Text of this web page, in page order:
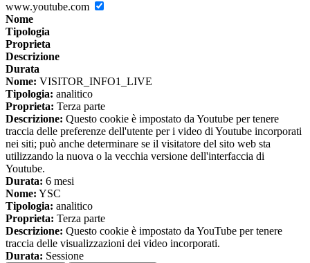
www.youtube.com
Nome
Tipologia
Proprieta
Descrizione
Durata
Nome: VISITOR_INFO1_LIVE
Tipologia: analitico
Proprieta: Terza parte
Descrizione: Questo cookie è impostato da Youtube per tenere
traccia delle preferenze dell'utente per i video di Youtube incorporati
nei siti; può anche determinare se il visitatore del sito web sta
utilizzando la nuova o la vecchia versione dell'interfaccia di
Youtube.
Durata: 6 mesi
Nome: YSC
Tipologia: analitico
Proprieta: Terza parte
Descrizione: Questo cookie è impostato da YouTube per tenere
traccia delle visualizzazioni dei video incorporati.
Durata: Sessione